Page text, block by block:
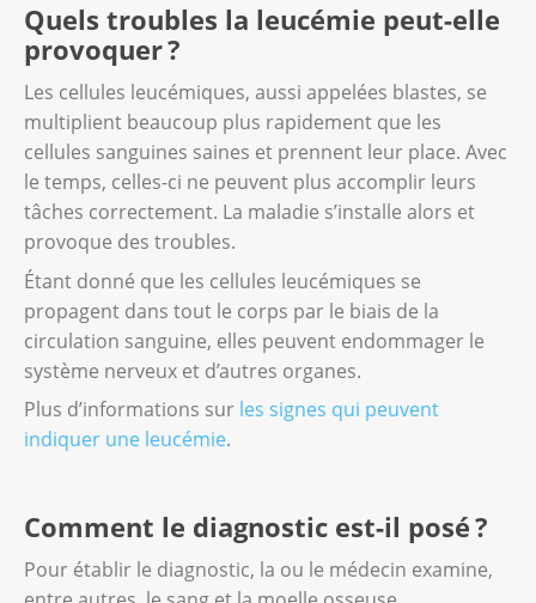
Quels troubles la leucémie peut-elle
provoquer ?
Les cellules leucémiques, aussi appelées blastes, se
multiplient beaucoup plus rapidement que les
cellules sanguines saines et prennent leur place. Avec
le temps, celles-ci ne peuvent plus accomplir leurs
tâches correctement. La maladie s’installe alors et
provoque des troubles.
Étant donné que les cellules leucémiques se
propagent dans tout le corps par le biais de la
circulation sanguine, elles peuvent endommager le
système nerveux et d’autres organes.
Plus d’informations sur les signes qui peuvent
indiquer une leucémie.
Comment le diagnostic est-il posé ?
Pour établir le diagnostic, la ou le médecin examine,